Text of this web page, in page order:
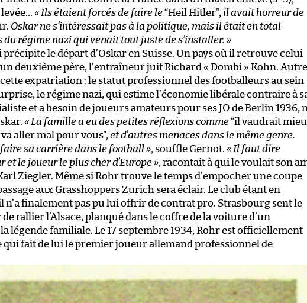
« Ils étaient forcés de faire le“Heil Hitler”, il avait horreur de
Oskar ne s’intéressait pas à la politique, mais il était en total
du régime nazi qui venait tout juste de s’installer. »
le départ d’Oskar en Suisse. Un pays où il retrouve celui
un deuxième père, l’entraîneur juif Richard « Dombi » Kohn. Autre
expatriation : le statut professionnel des footballeurs au sein
le régime nazi, qui estime l’économie libérale contraire à
et a besoin de joueurs amateurs pour ses JO de Berlin 1936,
« La famille a eu des petites réflexions comme“il vaudrait
aller mal pour vous”, et d’autres menaces dans le même genre.
sa carrière dans le football», souffle Gernot. « Il faut dire
et le joueur le plus cher d’Europe», racontait à qui le voulait son
Ziegler. Même si Rohr trouve le temps d’empocher une coupe
aux Grasshoppers Zurich sera éclair. Le club étant en
finalement pas pu lui offrir de contrat pro. Strasbourg sent le
rallier l’Alsace, planqué dans le coffre de la voiture d’un
légende familiale. Le 17 septembre 1934, Rohr est officiellement
qui fait de lui le premier joueur allemand professionnel de